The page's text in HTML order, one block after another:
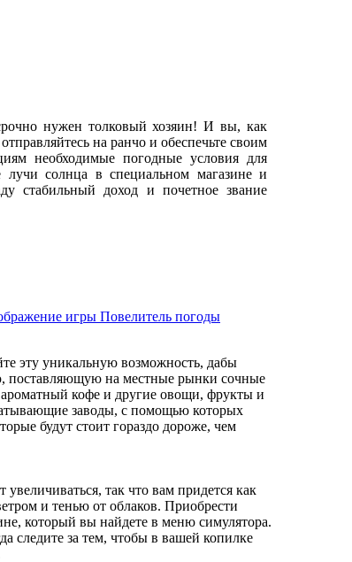
нужен толковый хозяин! И вы, как
на ранчо и обеспечьте своим
необходимые погодные условия для
солнца в специальном магазине и
стабильный доход и почетное звание
эту уникальную возможность, дабы
на местные рынки сочные
ароматный кофе и другие овощи, фрукты и
заводы, с помощью которых
будут стоит гораздо дороже, чем
так что вам придется как
и тенью от облаков. Приобрести
который вы найдете в меню симулятора.
следите за тем, чтобы в вашей копилке